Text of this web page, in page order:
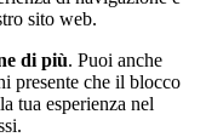
sito web.
di più. Puoi anche
presente che il blocco
tua esperienza nel